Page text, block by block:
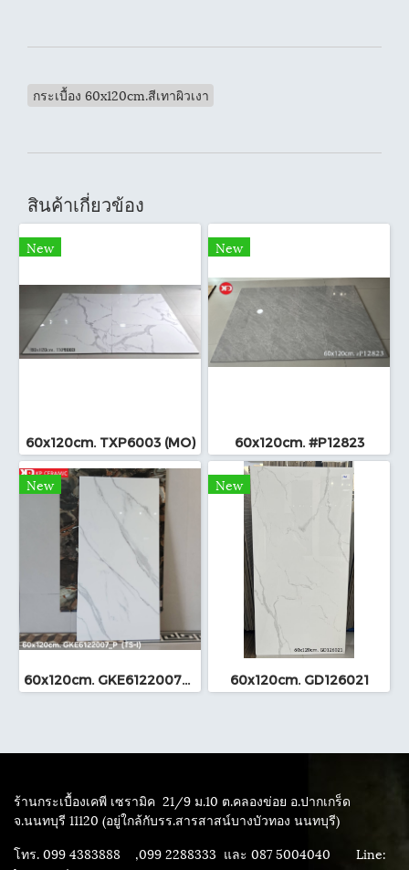
กระเบื้อง 60x120cm.สีเทาผิวเงา
สินค้าเกี่ยวข้อง
New
60x120cm. TXP6003 (MO)
New
60x120cm. #P12823
New
60x120cm. GKE6122007_P (TS-I)
New
60x120cm. GD126021
ร้านกระเบื้องเคพี เซรามิค 21/9 ม.10 ต.คลองข่อย อ.ปากเกร็ด
จ.นนทบุรี 11120 (อยู่ใกล้กับรร.สารสาสน์บางบัวทอง นนทบุรี)
โทร. 099 4383888 ,099 2288333 และ 087 5004040 Line: